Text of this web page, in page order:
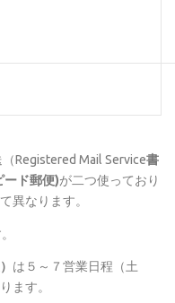
Registered Mail Service書
ード郵便)が二つ使っており
異なります。
は５～７営業日程（土
ます。